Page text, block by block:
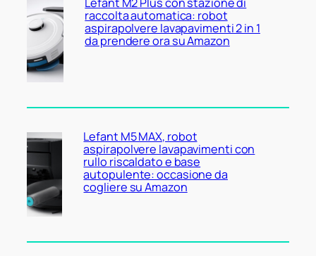
raccolta automatica: robot
aspirapolvere lavapavimenti 2 in 1
da prendere ora su Amazon
Lefant M5 MAX, robot
aspirapolvere lavapavimenti con
rullo riscaldato e base
autopulente: occasione da
cogliere su Amazon